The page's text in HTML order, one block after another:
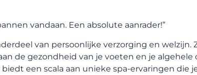
vandaan. Een absolute aanrader!”
van persoonlijke verzorging en
de gezondheid van je voeten en je
een scala aan unieke spa-ervaringen die